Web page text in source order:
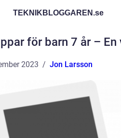
TEKNIKBLOGGAREN.se
för barn 7 år –
2023 Jon Larsson